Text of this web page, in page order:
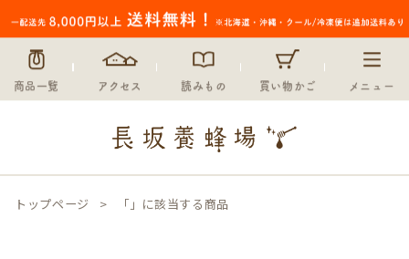
商品一覧 アクセス 読みもの 買い物かご メニュー
トップページ 「」に該当する商品
〜
在庫なし商品
在庫なし商品を表示しない
登録順
優先度順